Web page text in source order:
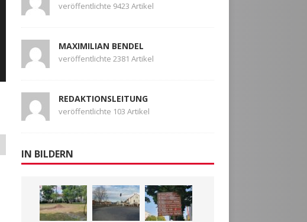
veröffentlichte 9423 Artikel
MAXIMILIAN BENDEL
veröffentlichte 2381 Artikel
REDAKTIONSLEITUNG
veröffentlichte 103 Artikel
IN BILDERN